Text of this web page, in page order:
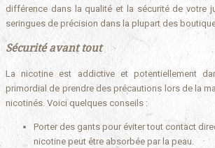
différence dans la qualité et la sécurité de votre
seringues de précision dans la plupart des
Sécurité avant tout
La nicotine est addictive et potentiellement
primordial de prendre des précautions lors de la
nicotinés. Voici quelques conseils :
Porter des gants pour éviter tout contact
nicotine peut être absorbée par la peau.